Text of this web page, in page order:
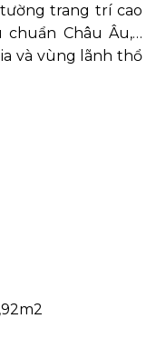
trang trí cao
Châu Âu,…
và vùng lãnh thổ